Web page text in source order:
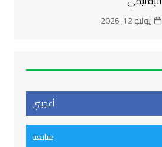
يوليو 12, 2026
أعجبني
متابعة